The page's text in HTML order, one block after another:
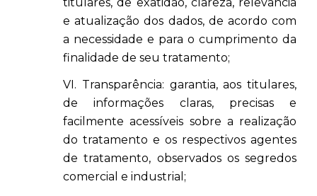
e atualização dos dados, de acordo com
a necessidade e para o cumprimento da
finalidade de seu tratamento;
VI. Transparência: garantia, aos titulares,
de informações claras, precisas e
facilmente acessíveis sobre a realização
do tratamento e os respectivos agentes
de tratamento, observados os segredos
comercial e industrial;